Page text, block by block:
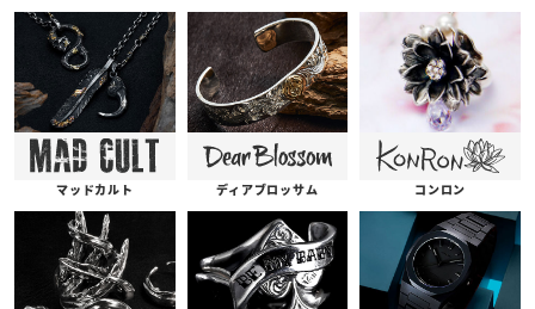
マッドカルト ディアブロッサム コンロン